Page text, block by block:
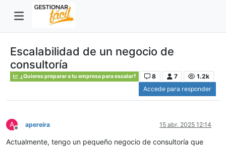
Escalabilidad de un negocio de
consultoría
¿Quieres preparar a tu empresa para escalar? 8 7
1.2k
Accede para responder
A
Desconectado
apereira 15 abr. 2025 12:14
Actualmente, tengo un pequeño negocio de consultoría que